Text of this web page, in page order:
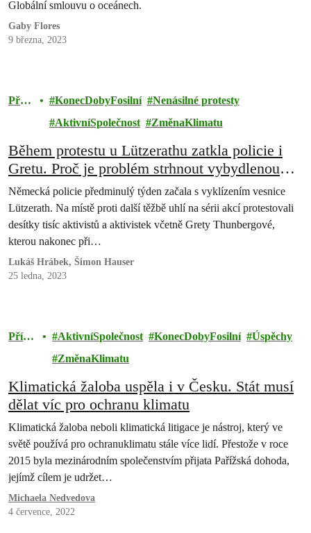
Globální smlouvu o oceánech.
Gaby Flores
9 března, 2023
Příro
KonecDobyFosilní
Nenásilné protesty
AktivníSpolečnost
ZměnaKlimatu
Během protestu u Lützerathu zatkla policie i
Gretu. Proč je problém strhnout vybydlenou
vesnici?
Německá policie předminulý týden začala s vyklízením vesnice
Lützerath. Na místě proti další těžbě uhlí na sérii akcí protestovali
desítky tisíc aktivistů a aktivistek včetně Grety Thunbergové,
kterou nakonec při…
Lukáš Hrábek, Šimon Hauser
25 ledna, 2023
Příro
AktivníSpolečnost KonecDobyFosilní
Úspěchy
ZměnaKlimatu
Klimatická žaloba uspěla i v Česku. Stát musí
dělat víc pro ochranu klimatu
Klimatická žaloba neboli klimatická litigace je nástroj, který ve
světě používá pro ochranuklimatu stále více lidí. Přestože v roce
2015 byla mezinárodním společenstvím přijata Pařížská dohoda,
jejímž cílem je udržet…
Michaela Nedvedova
4 července, 2022